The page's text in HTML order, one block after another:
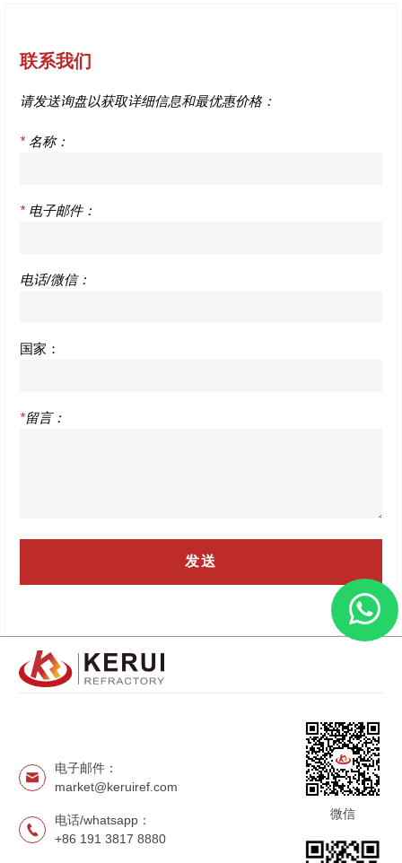
联系我们
请发送询盘以获取详细信息和最优惠价格：
* 名称：
* 电子邮件：
电话/微信：
国家：
*留言：
电子邮件：
market@keruiref.com
电话/whatsapp：
+86 191 3817 8880
微信